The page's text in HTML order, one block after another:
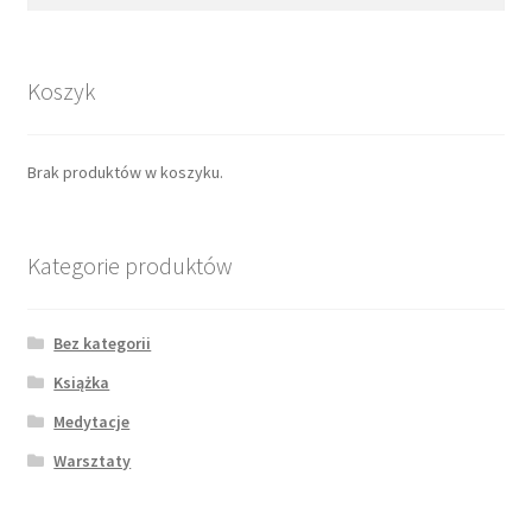
Koszyk
Brak produktów w koszyku.
Kategorie produktów
Bez kategorii
Książka
Medytacje
Warsztaty